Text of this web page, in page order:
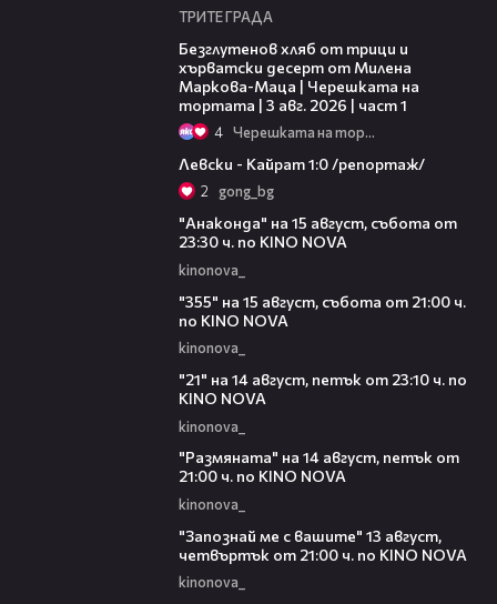
ТРИТЕ ГРАДА
Безглутенов хляб от трици и
хърватски десерт от Милена
Маркова-Маца | Черешката на
тортата | 3 авг. 2026 | част 1
4 Черешката на тортата
Левски - Кайрат 1:0 /репортаж/
2 gong_bg
"Анаконда" на 15 август, събота от
23:30 ч. по KINO NOVA
kinonova_
"355" на 15 август, събота от 21:00 ч.
по KINO NOVA
kinonova_
"21" на 14 август, петък от 23:10 ч. по
KINO NOVA
kinonova_
"Размянaта" на 14 август, петък от
21:00 ч. по KINO NOVA
kinonova_
"Запознай ме с вашите" 13 август,
четвъртък от 21:00 ч. по KINO NOVA
kinonova_